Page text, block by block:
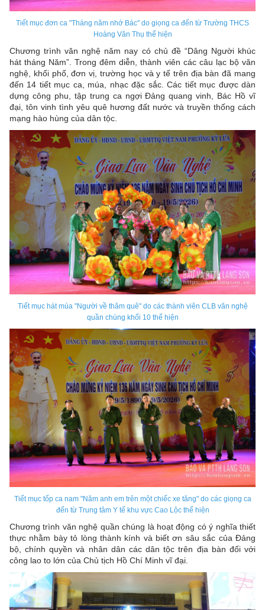
Tiết mục đơn ca "Tháng năm nhớ Bác" do giọng ca đến từ Trường THCS
Hoàng Văn Thụ thể hiện
Chương trình văn nghệ năm nay có chủ đề “Dâng Người khúc
hát tháng Năm”. Trong đêm diễn, thành viên các câu lạc bộ văn
nghệ, khối phố, đơn vị, trường học và y tế trên địa bàn đã mang
đến 14 tiết mục ca, múa, nhạc đặc sắc. Các tiết mục được dàn
dựng công phu, tập trung ca ngợi Đảng quang vinh, Bác Hồ vĩ
đại, tôn vinh tình yêu quê hương đất nước và truyền thống cách
mạng hào hùng của dân tộc.
Tiết mục hát múa "Người về thăm quê" do các thành viên CLB văn nghệ
quần chúng khối 10 thể hiện
Tiết mục tốp ca nam "Năm anh em trên một chiếc xe tăng" do các giọng ca
đến từ Trung tâm Y tế khu vực Cao Lộc thể hiện
Chương trình văn nghệ quần chúng là hoạt động có ý nghĩa thiết
thực nhằm bày tỏ lòng thành kính và biết ơn sâu sắc của Đảng
bộ, chính quyền và nhân dân các dân tộc trên địa bàn đối với
công lao to lớn của Chủ tịch Hồ Chí Minh vĩ đại.